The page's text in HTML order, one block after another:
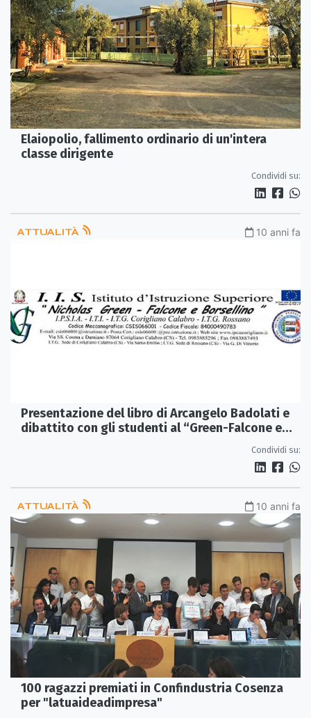
Elaiopolio, fallimento ordinario di un'intera
classe dirigente
Condividi su:
ATTUALITÀ 10 anni fa
Presentazione del libro di Arcangelo Badolati e
dibattito con gli studenti al “Green-Falcone e
Condividi su:
ATTUALITÀ 10 anni fa
100 ragazzi premiati in Confindustria Cosenza
per "latuaideadimpresa"